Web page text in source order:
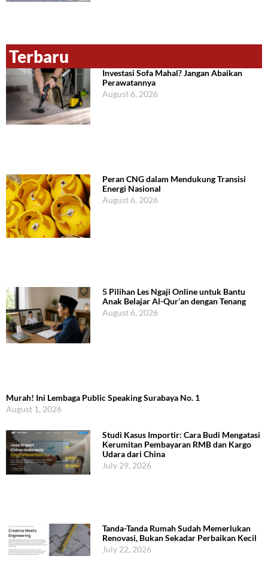
Terbaru
Investasi Sofa Mahal? Jangan Abaikan
Perawatannya
August 6, 2026
Peran CNG dalam Mendukung Transisi
Energi Nasional
August 6, 2026
5 Pilihan Les Ngaji Online untuk Bantu
Anak Belajar Al-Qur’an dengan Tenang
August 6, 2026
Murah! Ini Lembaga Public Speaking Surabaya No. 1
August 1, 2026
Studi Kasus Importir: Cara Budi Mengatasi
Kerumitan Pembayaran RMB dan Kargo
Udara dari China
July 29, 2026
Tanda-Tanda Rumah Sudah Memerlukan
Renovasi, Bukan Sekadar Perbaikan Kecil
July 22, 2026